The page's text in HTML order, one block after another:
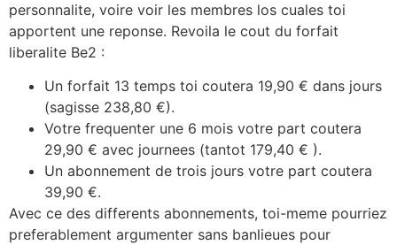
personnalite, voire voir les membres los cuales toi
apportent une reponse. Revoila le cout du forfait
liberalite Be2 :
Un forfait 13 temps toi coutera 19,90 € dans jours
(sagisse 238,80 €).
Votre frequenter une 6 mois votre part coutera
29,90 € avec journees (tantot 179,40 € ).
Un abonnement de trois jours votre part coutera
39,90 €.
Avec ce des differents abonnements, toi-meme pourriez
preferablement argumenter sans banlieues pour